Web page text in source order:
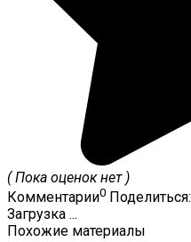
( Пока оценок нет )
Комментарии0 Поделиться:
Загрузка ...
Похожие материалы